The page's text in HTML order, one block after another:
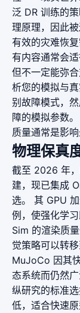
泛 DR 训练的
理原理，因此被
有效的灾难恢
有内容通常会
但不一定能弥
析您的模拟与
别故障模式，
障的模拟参数
质量通常是影响
物理保真
截至 2026 年
建，现已集成
选。 其 GPU
例，使强化学
Sim 的渲染质
觉策略可以转
MuJoCo 因其
态系统而仍然
纵研究的标准
低，适合快速